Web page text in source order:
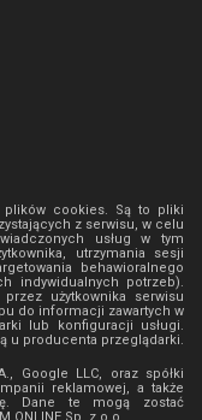
plików cookies. Są to pliki
z serwisu, w celu
usług w tym
utrzymania sesji
behawioralnego
indywidualnych potrzeb).
użytkownika serwisu
do informacji zawartych w
lub konfiguracji usługi.
u producenta przeglądarki.
Google LLC, oraz spółki
reklamowej, a także
Dane te mogą zostać
ONLINE Sp. z o.o.